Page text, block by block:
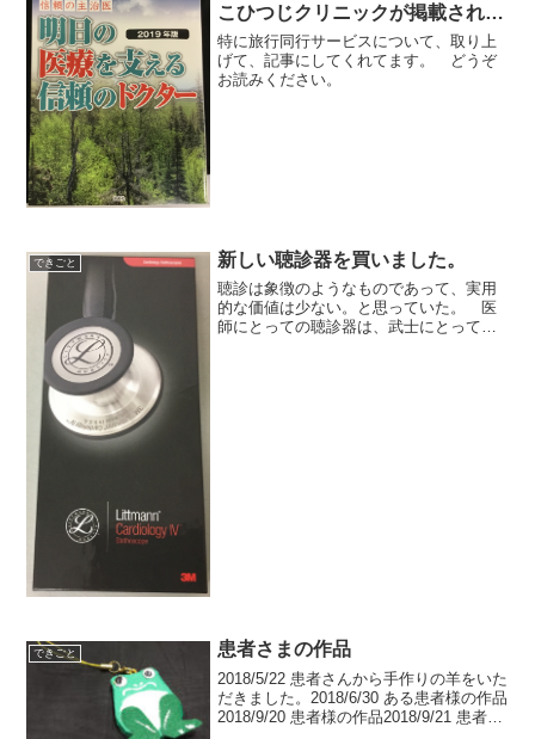
こひつじクリニックが掲載されま
した。
特に旅行同行サービスについて、取り上
げて、記事にしてくれてます。 どうぞ
お読みください。
できごと 新しい聴診器を買いました。
聴診は象徴のようなものであって、実用
的な価値は少ない。と思っていた。 医
師にとっての聴診器は、武士にとっての
できごと 患者さまの作品
2018/5/22 患者さんから手作りの羊をいた
だきました。2018/6/30 ある患者様の作品
2018/9/20 患者様の作品2018/9/21 患者様